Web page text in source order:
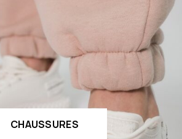
CHAUSSURES